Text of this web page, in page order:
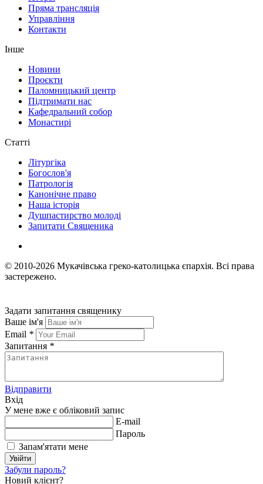
Пряма трансляція
Управління
Контакти
Інше
Новини
Проєкти
Паломницький центр
Підтримати нас
Кафедральний собор
Монастирі
Статті
Літургіка
Богослов'я
Патрологія
Канонічне право
Наша історія
Душпастирство молоді
Запитати Священика
© 2010-2026 Мукачівська греко-католицька єпархія. Всі права
застережено.
Задати запитання священику
Ваше ім'я
Email *
Запитання *
Відправити
Вхід
У мене вже є обліковий запис
E-mail
Пароль
Запам'ятати мене
Увійти
Забули пароль?
Новий клієнт?